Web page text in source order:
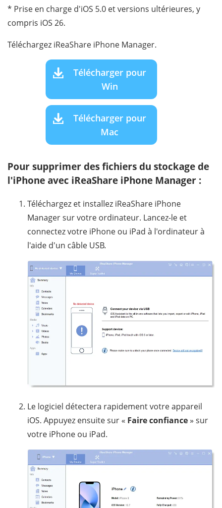
* Prise en charge d'iOS 5.0 et versions ultérieures, y
compris iOS 26.
Téléchargez iReaShare iPhone Manager.
Télécharger pour
Win
Télécharger pour
Mac
Pour supprimer des fichiers du stockage de
l'iPhone avec iReaShare iPhone Manager :
Téléchargez et installez iReaShare iPhone
Manager sur votre ordinateur. Lancez-le et
connectez votre iPhone ou iPad à l'ordinateur à
l'aide d'un câble USB.
Le logiciel détectera rapidement votre appareil
iOS. Appuyez ensuite sur « Faire confiance» sur
votre iPhone ou iPad.